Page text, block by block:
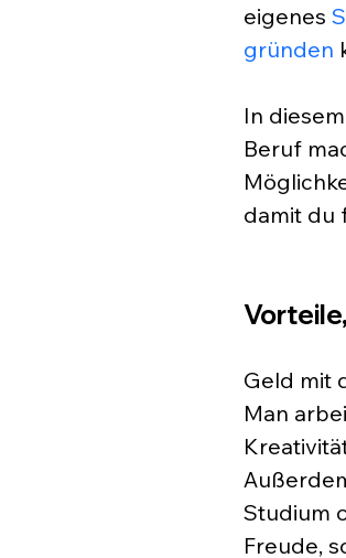
eigenes
gründen
In
Beruf
damit du
Geld mit
Man
Studium
Freude,